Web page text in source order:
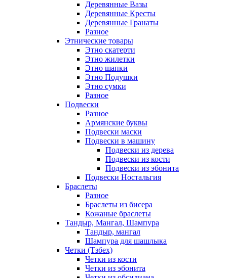
Деревянные Вазы
Деревянные Кресты
Деревянные Гранаты
Разное
Этнические товары
Этно скатерти
Этно жилетки
Этно шапки
Этно Подушки
Этно сумки
Разное
Подвески
Разное
Армянские буквы
Подвески маски
Подвески в машину
Подвески из дерева
Подвески из кости
Подвески из эбонита
Подвески Ностальгия
Браслеты
Разное
Браслеты из бисера
Кожаные браслеты
Тандыр, Мангал, Шампура
Тандыр, мангал
Шампура для шашлыка
Четки (Тзбех)
Четки из кости
Четки из эбонита